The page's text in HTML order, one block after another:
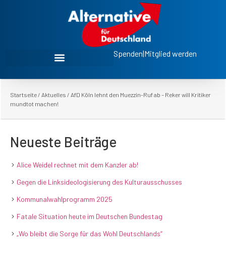
Spenden|Mitglied werden
Startseite / Aktuelles / AfD Köln lehnt den Muezzin-Ruf ab – Reker will Kritiker
mundtot machen!
Neueste Beiträge
Alice Weidel rechnet mit dem Kanzler ab!
Gegen die Linksideologisierung des Kulturausschusses
Kommunalwahlprogramm 2025
Fatale Situation heute im Deutschen Bundestag
„Wo bleibt die Sorge für das Wohl Deutschlands“